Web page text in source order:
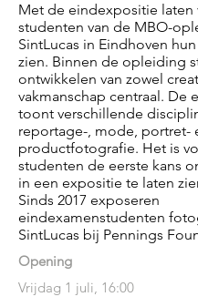
Met de eindexpositie laten
studenten van de MBO-
SintLucas in Eindhoven
zien. Binnen de opleiding
ontwikkelen van zowel
vakmanschap centraal. De
toont verschillende
reportage-, mode, portret-
productfotografie. Het is
studenten de eerste kans
in een expositie te laten
Sinds 2017 exposeren
eindexamenstudenten
SintLucas bij Pennings
Opening
Vrijdag 1 juli, 16:00